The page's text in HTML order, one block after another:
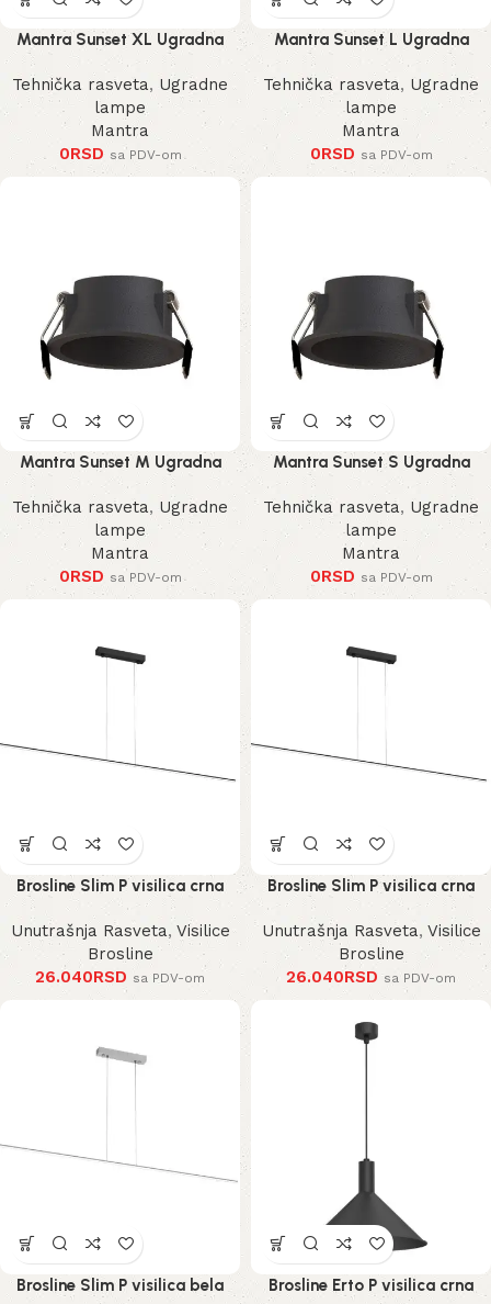
Mantra Sunset XL Ugradna
Lampa
Tehnička rasveta, Ugradne
lampe
Mantra
0RSD sa PDV-om
Mantra Sunset L Ugradna
Lampa
Tehnička rasveta, Ugradne
lampe
Mantra
0RSD sa PDV-om
Mantra Sunset M Ugradna
Lampa
Tehnička rasveta, Ugradne
lampe
Mantra
0RSD sa PDV-om
Mantra Sunset S Ugradna
Lampa
Tehnička rasveta, Ugradne
lampe
Mantra
0RSD sa PDV-om
Brosline Slim P visilica crna
Unutrašnja Rasveta, Visilice
Brosline
26.040RSD sa PDV-om
Brosline Slim P visilica crna
Unutrašnja Rasveta, Visilice
Brosline
26.040RSD sa PDV-om
Brosline Slim P visilica bela Brosline Erto P visilica crna